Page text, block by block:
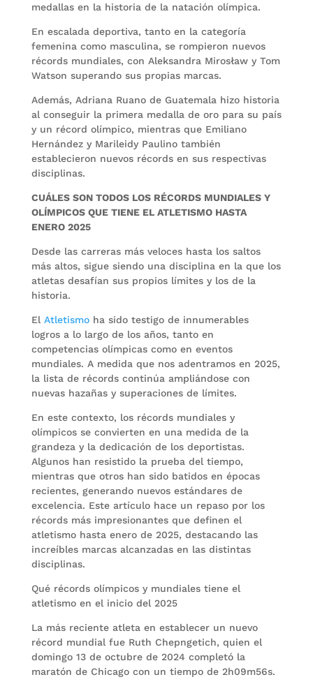
medallas en la historia de la natación olímpica.
En escalada deportiva, tanto en la categoría
femenina como masculina, se rompieron nuevos
récords mundiales, con Aleksandra Mirosław y Tom
Watson superando sus propias marcas.
Además, Adriana Ruano de Guatemala hizo historia
al conseguir la primera medalla de oro para su país
y un récord olímpico, mientras que Emiliano
Hernández y Marileidy Paulino también
establecieron nuevos récords en sus respectivas
disciplinas.
CUÁLES SON TODOS LOS RÉCORDS MUNDIALES Y
OLÍMPICOS QUE TIENE EL ATLETISMO HASTA
ENERO 2025
Desde las carreras más veloces hasta los saltos
más altos, sigue siendo una disciplina en la que los
atletas desafían sus propios límites y los de la
historia.
El Atletismo ha sido testigo de innumerables
logros a lo largo de los años, tanto en
competencias olímpicas como en eventos
mundiales. A medida que nos adentramos en 2025,
la lista de récords continúa ampliándose con
nuevas hazañas y superaciones de límites.
En este contexto, los récords mundiales y
olímpicos se convierten en una medida de la
grandeza y la dedicación de los deportistas.
Algunos han resistido la prueba del tiempo,
mientras que otros han sido batidos en épocas
recientes, generando nuevos estándares de
excelencia. Este artículo hace un repaso por los
récords más impresionantes que definen el
atletismo hasta enero de 2025, destacando las
increíbles marcas alcanzadas en las distintas
disciplinas.
Qué récords olímpicos y mundiales tiene el
atletismo en el inicio del 2025
La más reciente atleta en establecer un nuevo
récord mundial fue Ruth Chepngetich, quien el
domingo 13 de octubre de 2024 completó la
maratón de Chicago con un tiempo de 2h09m56s.